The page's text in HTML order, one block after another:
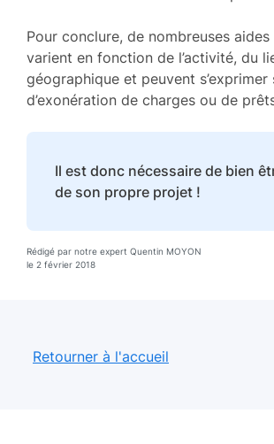
Pour conclure, de nombreuses
varient en fonction de l’activité, du
géographique et peuvent s’exprimer
d’exonération de charges ou de
Il est donc nécessaire de bien
de son propre projet !
Rédigé par notre expert Quentin MOYON
le 2 février 2018
Retourner à l'accueil